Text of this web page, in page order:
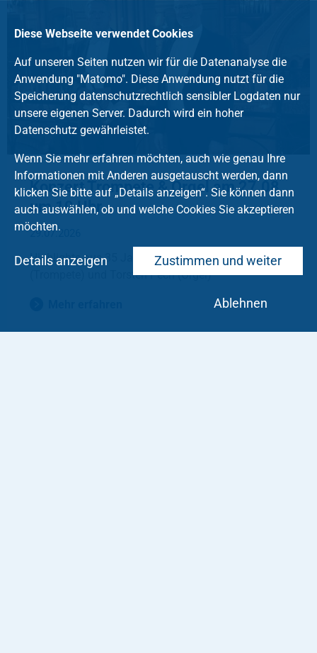
Konzert Trompete & Orgel am 27.08
um 19 Uhr
29.07.2026
Highlights aus 35 Jahren mit Uwe Komischke
(Trompete) und Torsten Pech (Orgel)
Diese Webseite verwendet Cookies
Auf unseren Seiten nutzen wir für die Datenanalyse die
Anwendung "Matomo". Diese Anwendung nutzt für die
Speicherung datenschutzrechtlich sensibler Logdaten nur
unsere eigenen Server. Dadurch wird ein hoher
Datenschutz gewährleistet.
Wenn Sie mehr erfahren möchten, auch wie genau Ihre
Informationen mit Anderen ausgetauscht werden, dann
klicken Sie bitte auf „Details anzeigen“. Sie können dann
auch auswählen, ob und welche Cookies Sie akzeptieren
möchten.
Zustimmen und weiter
Details anzeigen
Ablehnen